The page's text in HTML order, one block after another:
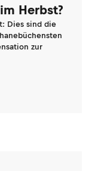
Herbst?
Dies sind die
zur